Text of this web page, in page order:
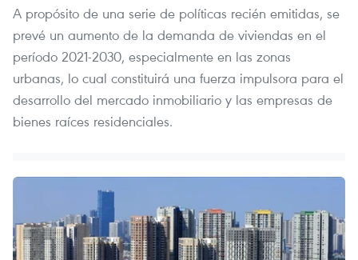
A propósito de una serie de políticas recién emitidas, se
prevé un aumento de la demanda de viviendas en el
período 2021-2030, especialmente en las zonas
urbanas, lo cual constituirá una fuerza impulsora para el
desarrollo del mercado inmobiliario y las empresas de
bienes raíces residenciales.